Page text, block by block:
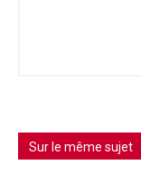
Sur le même sujet